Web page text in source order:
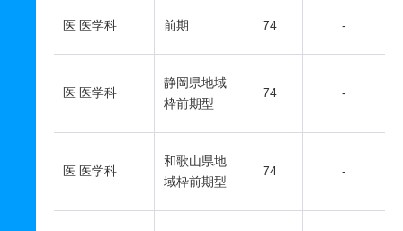
医 医学科 前期 74 -
医 医学科
静岡県地域
枠前期型
74 -
医 医学科
和歌山県地
域枠前期型
74 -